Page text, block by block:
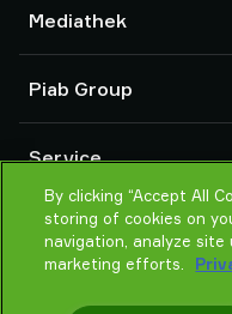
Saugnäpfe und Soft-Gripper
Komponenten des Robot
Roboter- und Cobot-
System- und
Vakuumförderer für Pulver
Mediathek
Produktkonfigurator
Allgemeine
Datenschutzrichtlinie
Piab Group
Globale Organisation
Verhaltenskodex
Neuheiten
Karrieren
Service
Kontakt
Partner Netzwerk
Auswahlhilfe
By clicking “Accept All
storing of cookies on
navigation, analyze site
marketing efforts.